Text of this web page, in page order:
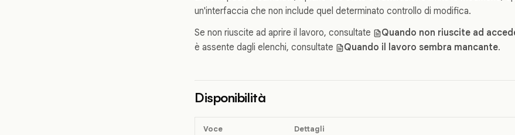
un'interfaccia che non include quel determinato controllo di modifica.
Se non riuscite ad aprire il lavoro, consultate
Quando non riuscite ad
è assente dagli elenchi, consultate
Quando il lavoro sembra mancante.
Disponibilità
Voce Dettagli